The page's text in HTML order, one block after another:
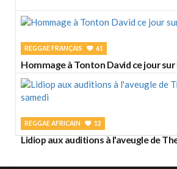
REGGAE FRANÇAIS 61
Hommage à Tonton David ce jour
REGGAE AFRICAIN 12
Lidiop aux auditions à l'aveugle de